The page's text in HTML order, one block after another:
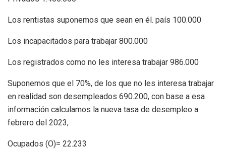
Los rentistas suponemos que sean en él. país 100.000
Los incapacitados para trabajar 800.000
Los registrados como no les interesa trabajar 986.000
Suponemos que el 70%, de los que no les interesa trabajar
en realidad son desempleados 690.200, con base a esa
información calculamos la nueva tasa de desempleo a
febrero del 2023,
Ocupados (O)= 22.233